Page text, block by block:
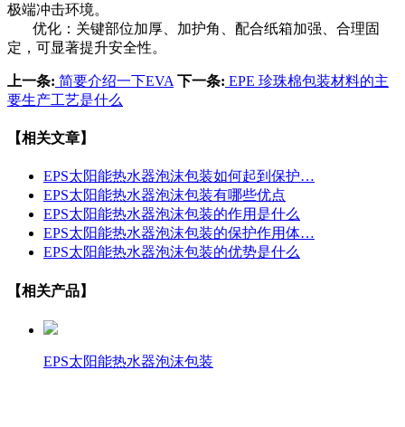
极端冲击环境。
优化：关键部位加厚、加护角、配合纸箱加强、合理固
定，可显著提升安全性。
上一条: 简要介绍一下EVA 下一条: EPE 珍珠棉包装材料的主
要生产工艺是什么
【相关文章】
EPS太阳能热水器泡沫包装如何起到保护…
EPS太阳能热水器泡沫包装有哪些优点
EPS太阳能热水器泡沫包装的作用是什么
EPS太阳能热水器泡沫包装的保护作用体…
EPS太阳能热水器泡沫包装的优势是什么
【相关产品】
EPS太阳能热水器泡沫包装